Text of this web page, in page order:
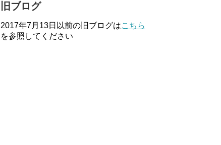
旧ブログ
2017年7月13日以前の旧ブログはこちら
を参照してください